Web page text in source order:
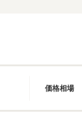
価格相場